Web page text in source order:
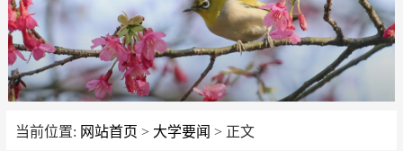
当前位置: 网站首页 > 大学要闻 > 正文